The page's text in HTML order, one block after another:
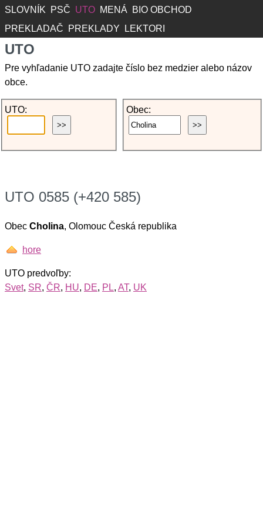
SLOVNÍK PSČ UTO MENÁ
BIO OBCHOD
PREKLADAČ
PREKLADY LEKTORI
UTO
Pre vyhľadanie UTO zadajte číslo bez medzier alebo názov
obce.
UTO: Obec:
UTO 0585 (+420 585)
Obec Cholina, Olomouc Česká republika
hore
UTO predvoľby:
Svet, SR, ČR, HU, DE, PL, AT, UK